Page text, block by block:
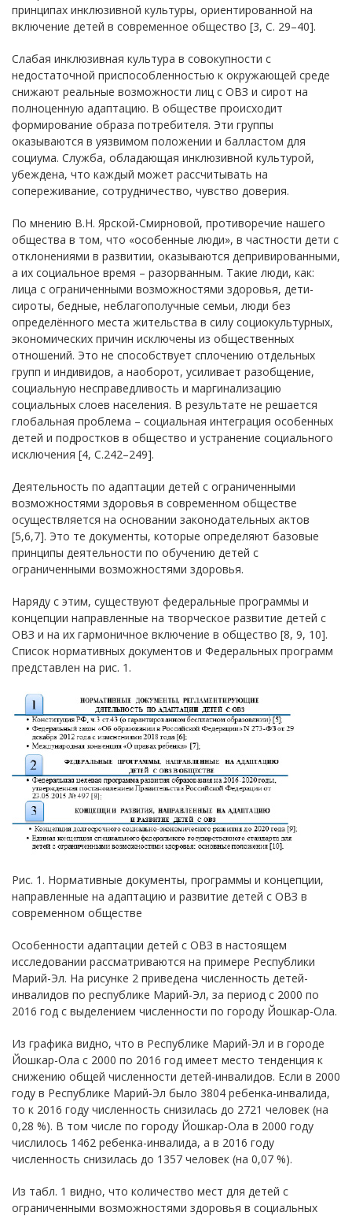
принципах инклюзивной культуры, ориентированной на
включение детей в современное общество [3, С. 29–40].
Слабая инклюзивная культура в совокупности с
недостаточной приспособленностью к окружающей среде
снижают реальные возможности лиц с ОВЗ и сирот на
полноценную адаптацию. В обществе происходит
формирование образа потребителя. Эти группы
оказываются в уязвимом положении и балластом для
социума. Служба, обладающая инклюзивной культурой,
убеждена, что каждый может рассчитывать на
сопереживание, сотрудничество, чувство доверия.
По мнению В.Н. Ярской-Смирновой, противоречие нашего
общества в том, что «особенные люди», в частности дети с
отклонениями в развитии, оказываются депривированными,
а их социальное время – разорванным. Такие люди, как:
лица с ограниченными возможностями здоровья, дети-
сироты, бедные, неблагополучные семьи, люди без
определённого места жительства в силу социокультурных,
экономических причин исключены из общественных
отношений. Это не способствует сплочению отдельных
групп и индивидов, а наоборот, усиливает разобщение,
социальную несправедливость и маргинализацию
социальных слоев населения. В результате не решается
глобальная проблема – социальная интеграция особенных
детей и подростков в общество и устранение социального
исключения [4, С.242–249].
Деятельность по адаптации детей с ограниченными
возможностями здоровья в современном обществе
осуществляется на основании законодательных актов
[5,6,7]. Это те документы, которые определяют базовые
принципы деятельности по обучению детей с
ограниченными возможностями здоровья.
Наряду с этим, существуют федеральные программы и
концепции направленные на творческое развитие детей с
ОВЗ и на их гармоничное включение в общество [8, 9, 10].
Список нормативных документов и Федеральных программ
представлен на рис. 1.
Рис. 1. Нормативные документы, программы и концепции,
направленные на адаптацию и развитие детей с ОВЗ в
современном обществе
Особенности адаптации детей с ОВЗ в настоящем
исследовании рассматриваются на примере Республики
Марий-Эл. На рисунке 2 приведена численность детей-
инвалидов по республике Марий-Эл, за период с 2000 по
2016 год с выделением численности по городу Йошкар-Ола.
Из графика видно, что в Республике Марий-Эл и в городе
Йошкар-Ола с 2000 по 2016 год имеет место тенденция к
снижению общей численности детей-инвалидов. Если в 2000
году в Республике Марий-Эл было 3804 ребенка-инвалида,
то к 2016 году численность снизилась до 2721 человек (на
0,28 %). В том числе по городу Йошкар-Ола в 2000 году
числилось 1462 ребенка-инвалида, а в 2016 году
численность снизилась до 1357 человек (на 0,07 %).
Из табл. 1 видно, что количество мест для детей с
ограниченными возможностями здоровья в социальных